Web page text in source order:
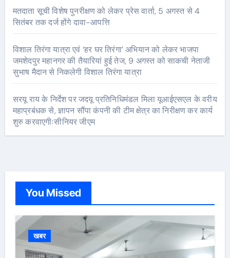
मतदाता सूची विशेष पुनरीक्षण को लेकर प्रेस वार्ता, 5 अगस्त से 4
सितंबर तक दर्ज होंगे दावा-आपत्ति
विशाल तिरंगा यात्रा एवं ‘हर घर तिरंगा’ अभियान को लेकर भाजपा
जमशेदपुर महानगर की तैयारियां हुई तेज, 9 अगस्त को साकची नेताजी
सुभाष मैदान से निकलेगी विशाल तिरंगा यात्रा
सरयू राय के निर्देश पर जदयू प्रतिनिधिमंडल मिला यूआईएसएल के वरीय
महाप्रबंधक से, ज्ञापन सौंपा कंपनी की टीम क्षेत्र का निरीक्षण कर कार्य
शुरु करवाएगीःसीनियर जीएम
You Missed
खबर